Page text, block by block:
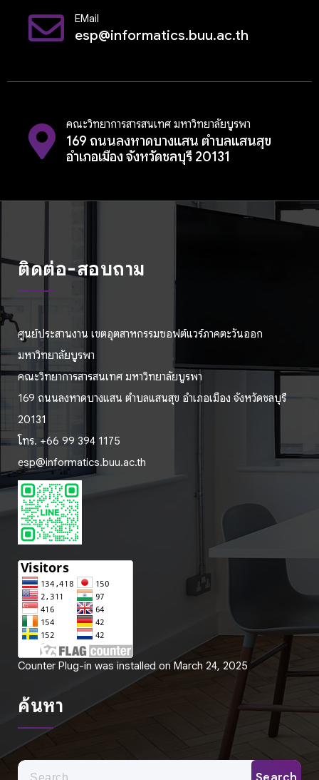
EMail
esp@informatics.buu.ac.th
คณะวิทยาการสารสนเทศ มหาวิทยาลัยบูรพา
169 ถนนลงหาดบางแสน ตำบลแสนสุข
อำเภอเมือง จังหวัดชลบุรี 20131
ติดต่อ-สอบถาม
ศูนย์ประสานงาน เขตอุตสาหกรรมซอฟต์แวร์ภาคตะวันออก
มหาวิทยาลัยบูรพา
คณะวิทยาการสารสนเทศ มหาวิทยาลัยบูรพา
169 ถนนลงหาดบางแสน ตำบลแสนสุข อำเภอเมือง จังหวัดชลบุรี
20131
โทร. +66 99 394 1175
esp@informatics.buu.ac.th
Counter Plug-in was installed on March 24, 2025
ค้นหา
Search